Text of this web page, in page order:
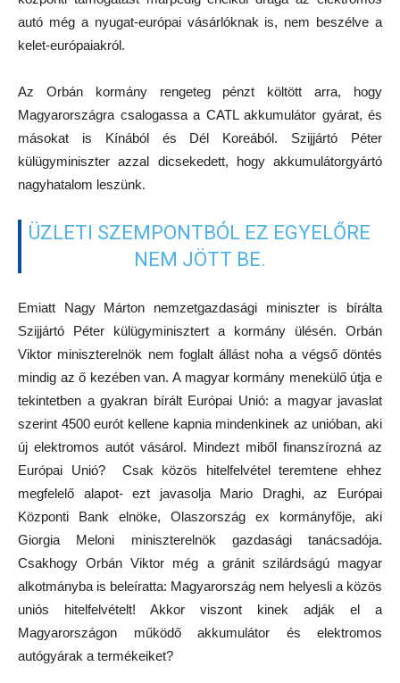
autó még a nyugat-európai vásárlóknak is, nem beszélve a
kelet-európaiakról.
Az Orbán kormány rengeteg pénzt költött arra, hogy
Magyarországra csalogassa a CATL akkumulátor gyárat, és
másokat is Kínából és Dél Koreából. Szijjártó Péter
külügyminiszter azzal dicsekedett, hogy akkumulátorgyártó
nagyhatalom leszünk.
ÜZLETI SZEMPONTBÓL EZ EGYELŐRE
NEM JÖTT BE.
Emiatt Nagy Márton nemzetgazdasági miniszter is bírálta
Szijjártó Péter külügyminisztert a kormány ülésén. Orbán
Viktor miniszterelnök nem foglalt állást noha a végső döntés
mindig az ő kezében van. A magyar kormány menekülő útja e
tekintetben a gyakran bírált Európai Unió: a magyar javaslat
szerint 4500 eurót kellene kapnia mindenkinek az unióban, aki
új elektromos autót vásárol. Mindezt miből finanszírozná az
Európai Unió? Csak közös hitelfelvétel teremtene ehhez
megfelelő alapot- ezt javasolja Mario Draghi, az Európai
Központi Bank elnöke, Olaszország ex kormányfője, aki
Giorgia Meloni miniszterelnök gazdasági tanácsadója.
Csakhogy Orbán Viktor még a gránit szilárdságú magyar
alkotmányba is beleíratta: Magyarország nem helyesli a közös
uniós hitelfelvételt! Akkor viszont kinek adják el a
Magyarországon működő akkumulátor és elektromos
autógyárak a termékeiket?